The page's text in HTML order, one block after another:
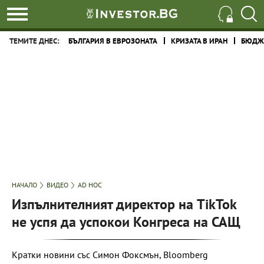
ТЕМИТЕ ДНЕС: БЪЛГАРИЯ В ЕВРОЗОНАТА КРИЗАТА В ИРАН
НАЧАЛО ВИДЕО AD HOC
Изпълнителният директор на TikTok
не успя да успокои Конгреса на САЩ
Кратки новини със Симон Фоксмън, Bloomberg